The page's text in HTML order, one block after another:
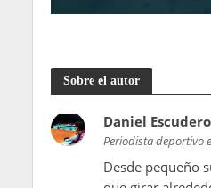
Sobre el autor
Daniel Escudero
Periodista deportivo
Desde pequeño